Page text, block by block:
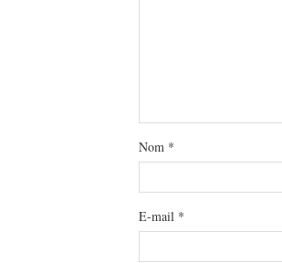
Nom *
E-mail *